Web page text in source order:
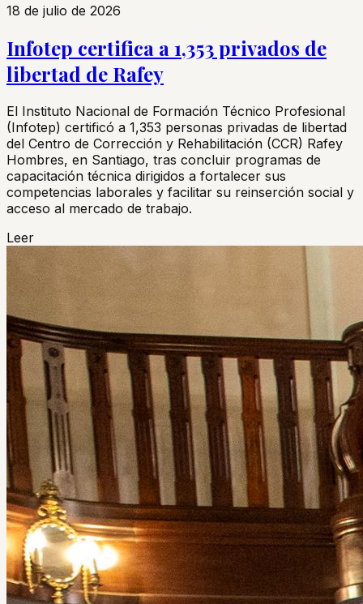
18 de julio de 2026
Infotep certifica a 1,353 privados de
libertad de Rafey
El Instituto Nacional de Formación Técnico Profesional
(Infotep) certificó a 1,353 personas privadas de libertad
del Centro de Corrección y Rehabilitación (CCR) Rafey
Hombres, en Santiago, tras concluir programas de
capacitación técnica dirigidos a fortalecer sus
competencias laborales y facilitar su reinserción social y
acceso al mercado de trabajo.
Leer